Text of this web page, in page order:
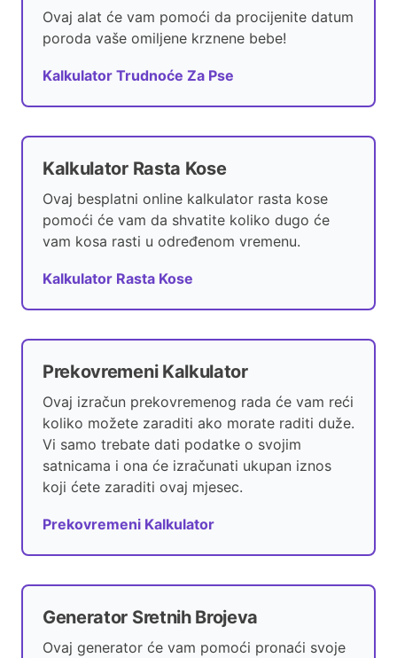
Ovaj alat će vam pomoći da procijenite datum
poroda vaše omiljene krznene bebe!
Kalkulator Trudnoće Za Pse
Kalkulator Rasta Kose
Ovaj besplatni online kalkulator rasta kose
pomoći će vam da shvatite koliko dugo će
vam kosa rasti u određenom vremenu.
Kalkulator Rasta Kose
Prekovremeni Kalkulator
Ovaj izračun prekovremenog rada će vam reći
koliko možete zaraditi ako morate raditi duže.
Vi samo trebate dati podatke o svojim
satnicama i ona će izračunati ukupan iznos
koji ćete zaraditi ovaj mjesec.
Prekovremeni Kalkulator
Generator Sretnih Brojeva
Ovaj generator će vam pomoći pronaći svoje